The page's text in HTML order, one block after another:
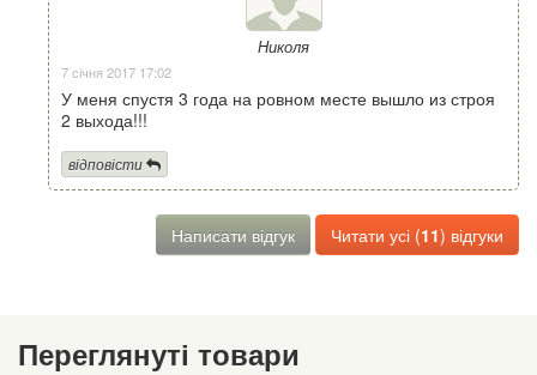
Николя
7 січня 2017 17:02
У меня спустя 3 года на ровном месте вышло из строя
2 выхода!!!
відповісти
Написати відгук Читати усі (11) відгуки
Переглянуті товари